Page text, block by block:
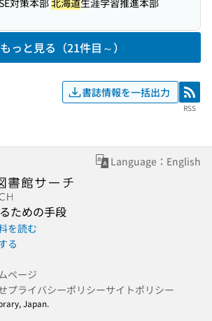
対策本部北海道生涯学習推進本部
もっと見る（21件目～）
書誌情報を一括出力 RSS
RSS
Language：English
ための手段
を読む
る
ページ
プライバシーポリシーサイトポリシー
Japan.